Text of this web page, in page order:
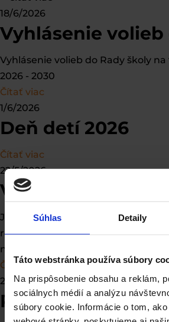
Súhlas Detaily
Táto webstránka používa súbory
Na prispôsobenie obsahu a reklám,
sociálnych médií a analýzu
súbory cookie. Informácie o tom,
18/6/2026
Vyhlásenie volieb
Vyhlásenie volieb do Rady školy
2026 - 2030
Čítať viac
1/6/2026
Deň detí 2026
Čítať viac
22/5/2026
Varí celá škola
Jedna z najobľúbenejších
rozvoňala celú školu. Totálny
nikto neodíšiel nalačno. 👩🏻‍🍳🧑🏼‍🍳
Čítať viac
20/5/2026
Projektový deň